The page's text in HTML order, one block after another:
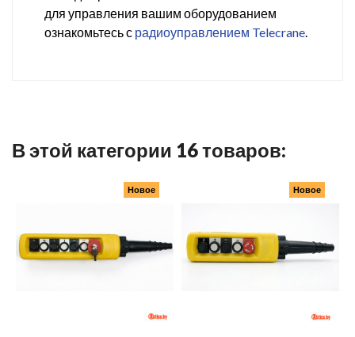
для управления вашим оборудованием
ознакомьтесь с радиоуправлением Telecrane.
В этой категории 16 товаров:
Новое Новое